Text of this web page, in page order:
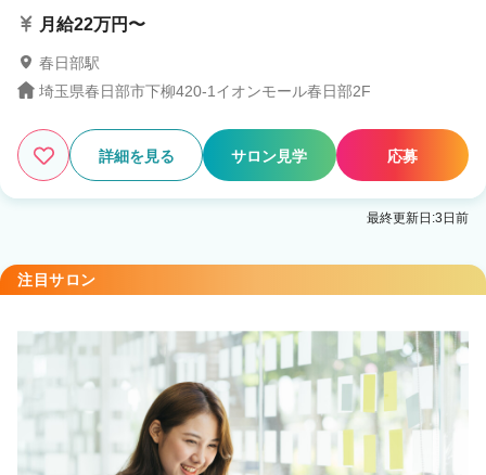
月給22万円〜
春日部駅
埼玉県春日部市下柳420-1イオンモール春日部2F
詳細を見る サロン見学 応募
最終更新日:3日前
注目サロン